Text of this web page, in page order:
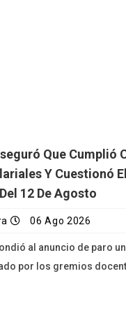
Que Cumplió
Y Cuestionó
12 De Agosto
06 Ago 2026
al anuncio de paro
por los gremios